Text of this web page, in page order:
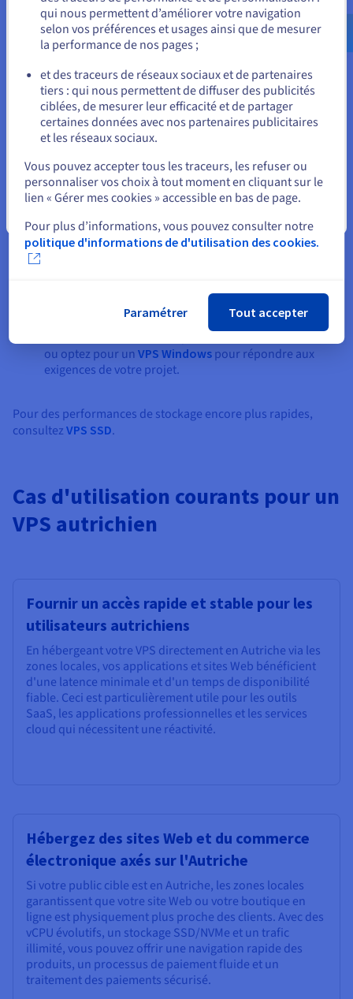
expérience plus fluide.
Serveurs VPS haute performance – Chaque serveur VPS
Autriche est équipé de RAM dédiée, de cœurs vCPU et de
disques SSD NVMe. Parfait pour les sites de commerce
électronique, les plateformes SaaS et les charges de
travail d'analyse.
Trafic illimité avec une évolutivité facile – Commencez
petit et augmentez les ressources telles que la RAM, les
cœurs CPU ou l'espace disque en quelques clics.
OVHcloud facilite la commande de ressources à mesure
que vos projets évoluent.
Hébergement local, conformité européenne – Héberger
en Autriche signifie s'aligner sur le RGPD et les lois
autrichiennes sur la protection des données, tout en
bénéficiant de la sécurité cloud par conception
d'OVHcloud.
personnaliser votre environnement comme vous le
Systèmes d'exploitation flexibles – Installez des
ou optez pour un VPS Windows pour répondre aux
exigences de votre projet.
Pour des performances de stockage encore plus rapides,
consultez VPS SSD.
Cas d'utilisation courants pour un
VPS autrichien
Fournir un accès rapide et stable pour les
utilisateurs autrichiens
En hébergeant votre VPS directement en Autriche via les
zones locales, vos applications et sites Web bénéficient
d'une latence minimale et d'un temps de disponibilité
fiable. Ceci est particulièrement utile pour les outils
SaaS, les applications professionnelles et les services
cloud qui nécessitent une réactivité.
Hébergez des sites Web et du commerce
électronique axés sur l'Autriche
Si votre public cible est en Autriche, les zones locales
garantissent que votre site Web ou votre boutique en
ligne est physiquement plus proche des clients. Avec des
vCPU évolutifs, un stockage SSD/NVMe et un trafic
illimité, vous pouvez offrir une navigation rapide des
produits, un processus de paiement fluide et un
traitement des paiements sécurisé.
us.ovhcloud.com/
Anglais USD - $
ou
Rester sur le site actuel
Sélectionner un autre site web
qui nous permettent d’améliorer votre navigation
selon vos préférences et usages ainsi que de mesurer
la performance de nos pages ;
et des traceurs de réseaux sociaux et de partenaires
tiers : qui nous permettent de diffuser des publicités
ciblées, de mesurer leur efficacité et de partager
certaines données avec nos partenaires publicitaires
et les réseaux sociaux.
Vous pouvez accepter tous les traceurs, les refuser ou
personnaliser vos choix à tout moment en cliquant sur le
lien « Gérer mes cookies » accessible en bas de page.
Pour plus d’informations, vous pouvez consulter notre
politique d'informations de d'utilisation des cookies.
Paramétrer Tout accepter